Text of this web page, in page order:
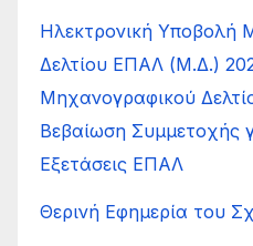
Ηλεκτρονική Υποβολή
Δελτίου ΕΠΑΛ (Μ.Δ.)
Μηχανογραφικού
Βεβαίωση Συμμετοχής
Εξετάσεις ΕΠΑΛ
Θερινή Εφημερία του